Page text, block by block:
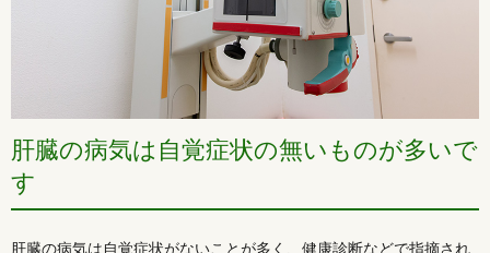
肝臓の病気は自覚症状の無いものが多いで
す
肝臓の病気は自覚症状がないことが多く、健康診断などで指摘され